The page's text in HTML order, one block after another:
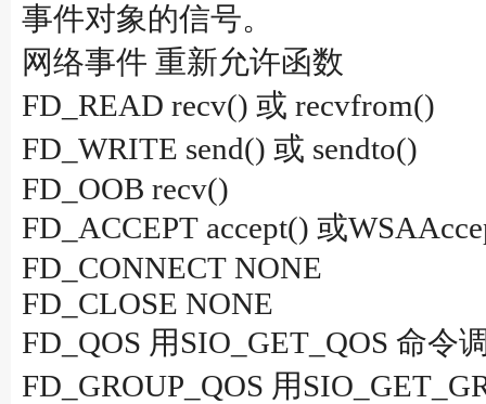
事件对象的信号。
网络事件 重新允许函数
FD_READ recv() 或 recvfrom()
FD_WRITE send() 或 sendto()
FD_OOB recv()
FD_ACCEPT accept() 或
FD_CONNECT NONE
FD_CLOSE NONE
FD_QOS 用SIO_GET_QOS 命令
FD_GROUP_QOS 用